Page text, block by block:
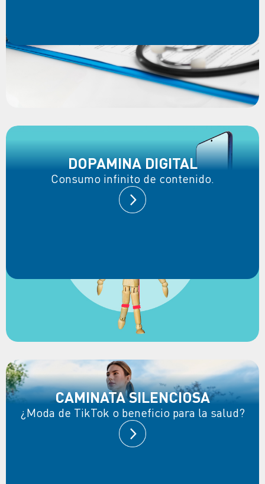
DOPAMINA DIGITAL
Consumo infinito de contenido.
CAMINATA SILENCIOSA
¿Moda de TikTok o beneficio para la salud?